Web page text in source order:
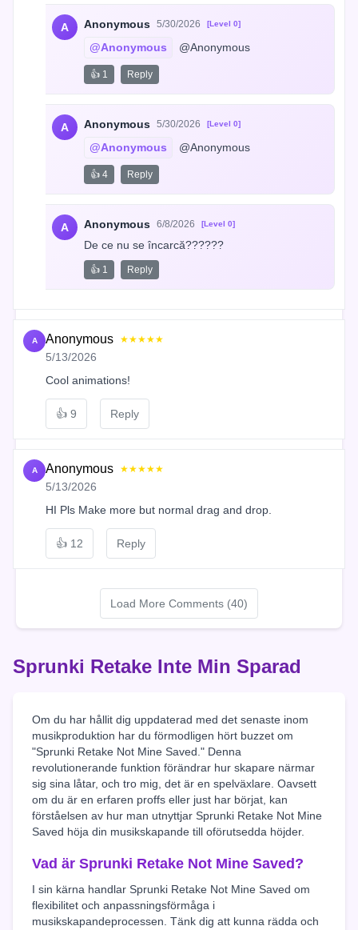
A Anonymous 5/30/2026 [Level 0]
@Anonymous @Anonymous
👍 1 Reply
A Anonymous 5/30/2026 [Level 0]
@Anonymous @Anonymous
👍 4 Reply
A Anonymous 6/8/2026 [Level 0]
De ce nu se încarcă??????
👍 1 Reply
A Anonymous ★★★★★
5/13/2026
Cool animations!
👍 9 Reply
A Anonymous ★★★★★
5/13/2026
HI Pls Make more but normal drag and drop.
👍 12 Reply
Load More Comments (40)
Sprunki Retake Inte Min Sparad
Om du har hållit dig uppdaterad med det senaste inom
musikproduktion har du förmodligen hört buzzet om
"Sprunki Retake Not Mine Saved." Denna
revolutionerande funktion förändrar hur skapare närmar
sig sina låtar, och tro mig, det är en spelväxlare. Oavsett
om du är en erfaren proffs eller just har börjat, kan
förståelsen av hur man utnyttjar Sprunki Retake Not Mine
Saved höja din musikskapande till oförutsedda höjder.
Vad är Sprunki Retake Not Mine Saved?
I sin kärna handlar Sprunki Retake Not Mine Saved om
flexibilitet och anpassningsförmåga i
musikskapandeprocessen. Tänk dig att kunna rädda och